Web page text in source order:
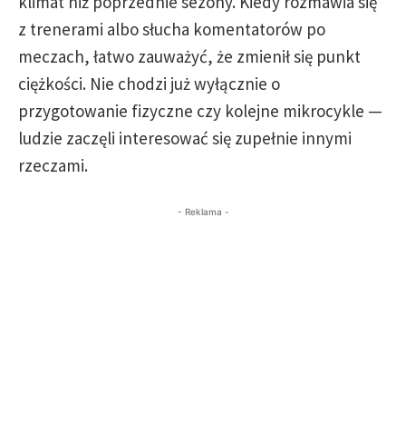
z trenerami albo słucha komentatorów po
meczach, łatwo zauważyć, że zmienił się punkt
ciężkości. Nie chodzi już wyłącznie o
przygotowanie fizyczne czy kolejne mikrocykle —
ludzie zaczęli interesować się zupełnie innymi
rzeczami.
- Reklama -